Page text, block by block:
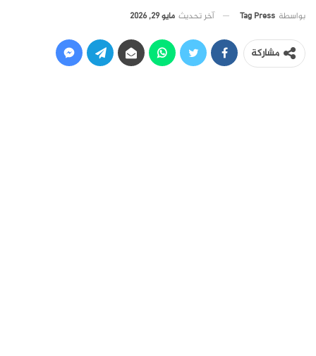
بواسطة Tag Press آخر تحديث مايو 29, 2026
مشاركة